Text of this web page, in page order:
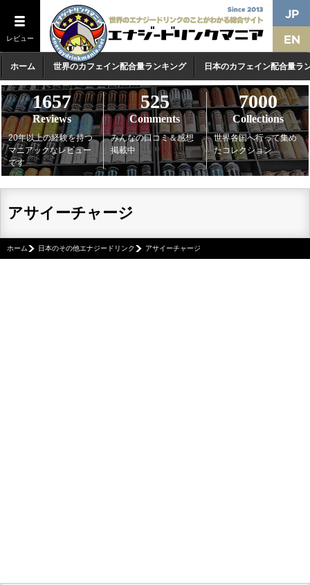
レビュー
ホーム 世界のカフェイン配合量ランキング 日本のカフェイン配合量ラ
1657
Reviews
20年以上の経験を持つ
マニアックなレビュー
です
525
Comments
みんなの口コミ＆感想
掲載中
7000
Collections
世界各国へ行って集め
たコレクション
アサイーチャージ
ホーム 日本のその他エナジードリンク アサイーチャージ